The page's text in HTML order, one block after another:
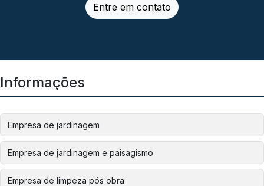
Entre em contato
Informações
Empresa de jardinagem
Empresa de jardinagem e paisagismo
Empresa de limpeza pós obra